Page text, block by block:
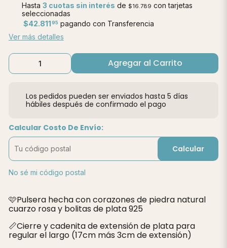
Hasta3 cuotas sin interés de $16.789 con tarjetas
seleccionadas
$42.81195 pagando con Transferencia
Ver más detalles
Agregar al Carrito
Los pedidos pueden ser enviados hasta 5 días
hábiles después de confirmado el pago
Calcular Costo De Envío:
Calcular
No sé mi código postal
🩷Pulsera hecha con corazones de piedra natural
cuarzo rosa y bolitas de plata 925
📏Cierre y cadenita de extensión de plata para
regular el largo (17cm más 3cm de extensión)